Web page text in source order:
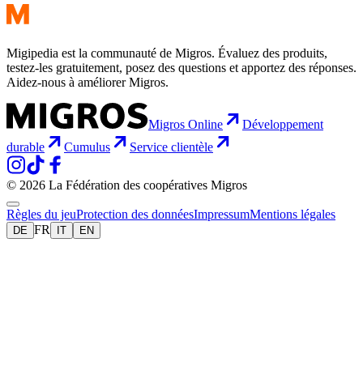
Migipedia est la communauté de Migros. Évaluez des produits,
testez-les gratuitement, posez des questions et apportez des réponses.
Aidez-nous à améliorer Migros.
Migros Online
Développement
durable
Cumulus Service clientèle
© 2026 La Fédération des coopératives Migros
Règles du jeuProtection des donnéesImpressumMentions légales
DE FR IT EN